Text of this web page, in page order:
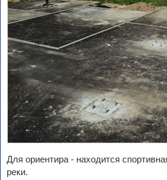
Для ориентира - находится
реки.